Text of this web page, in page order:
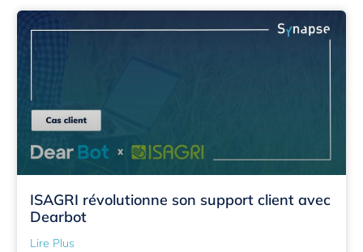
ISAGRI révolutionne son support client avec
Dearbot
Lire Plus